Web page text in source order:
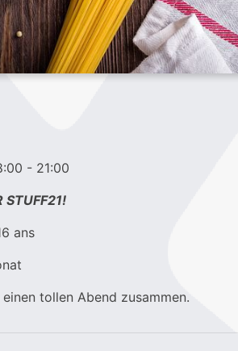
- 21:00
STUFF21!
ans
tollen Abend zusammen.